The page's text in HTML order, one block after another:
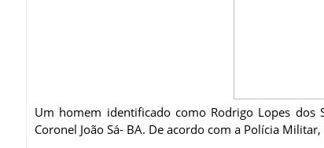
Um homem identificado como Rodrigo Lopes
Coronel João Sá- BA. De acordo com a Polícia